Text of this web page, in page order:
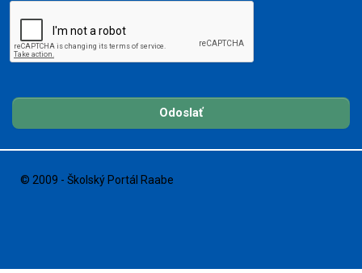
Odoslať
© 2009 - Školský Portál Raabe